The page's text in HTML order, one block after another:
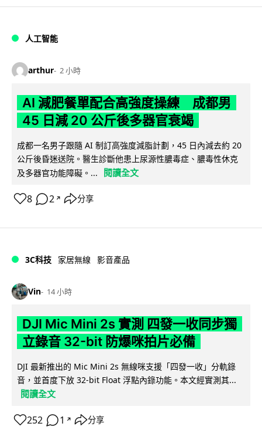
人工智能
arthur 2 小時
AI 減肥餐單配合高強度操練 成都男
45 日減 20 公斤後多器官衰竭
成都一名男子跟隨 AI 制訂高強度減脂計劃，45 日內減去約 20
公斤後昏迷送院。醫生診斷他患上尿源性膿毒症、膿毒性休克
及多器官功能障礙。...
閱讀全文
8 2 ↗ 分享
3C科技 家居無線 影音產品
Vin 14 小時
DJI Mic Mini 2s 實測 四發一收同步獨
立錄音 32-bit 防爆咪拍片必備
DJI 最新推出的 Mic Mini 2s 無線咪支援「四發一收」分軌錄
音，並首度下放 32-bit Float 浮點內錄功能。本文經實測其...
閱讀全文
252 1 ↗ 分享